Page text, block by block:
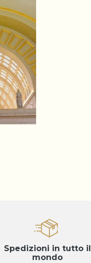
Spedizioni in tutto il
mondo